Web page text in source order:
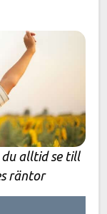
alltid se till
räntor